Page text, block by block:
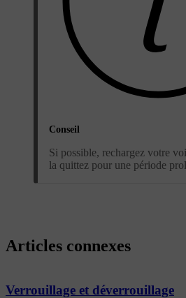
Conseil
Si possible, rechargez votre
la quittez pour une période
Articles connexes
Verrouillage et déverrouillage